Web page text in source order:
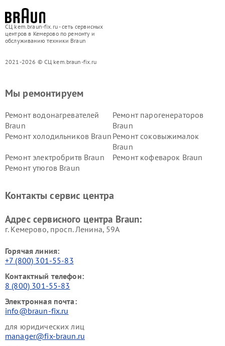
СЦ kem.braun-fix.ru - сеть сервисных
центров в Кемерово по ремонту и
обслуживанию техники Braun
2021-2026 © СЦ kem.braun-fix.ru
Мы ремонтируем
Ремонт водонагревателей
Braun
Ремонт парогенераторов
Braun
Ремонт холодильников Braun Ремонт соковыжималок
Braun
Ремонт электробритв Braun
Ремонт кофеварок Braun
Ремонт утюгов Braun
Контакты сервис центра
Адрес сервисного центра Braun:
г. Кемерово, просп. Ленина, 59А
Горячая линия:
+7 (800) 301-55-83
Контактный телефон:
8 (800) 301-55-83
Электронная почта:
info@braun-fix.ru
для юридических лиц
manager@fix-braun.ru